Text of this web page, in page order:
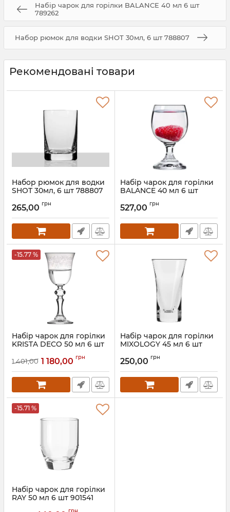
Набір чарок для горілки BALANCE 40 мл 6 шт
789262
Набор рюмок для водки SHOT 30мл, 6 шт 788807
Рекомендовані товари
Набор рюмок для водки
SHOT 30мл, 6 шт 788807
265,00 грн
Набір чарок для горілки
BALANCE 40 мл 6 шт
Артикул: 789262
527,00 грн
-15.77 %
Набір чарок для горілки
KRISTA DECO 50 мл 6 шт
Артикул: 788753
1 401,00 1 180,00 грн
Набір чарок для горілки
MIXOLOGY 45 мл 6 шт
Артикул: 790077
250,00 грн
-15.71 %
Набір чарок для горілки
RAY 50 мл 6 шт 901541